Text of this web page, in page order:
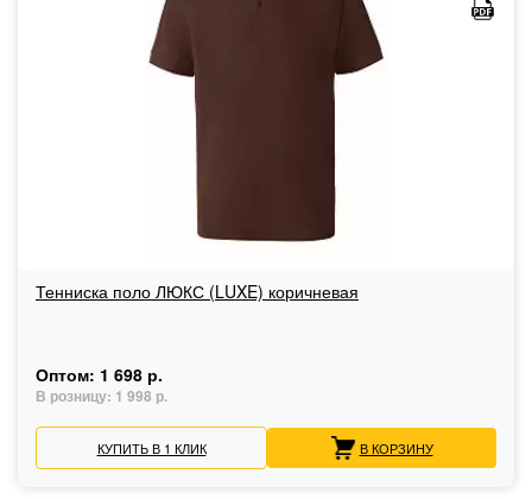
Тенниска поло ЛЮКС (LUXE) коричневая
Оптом: 1 698 р.
В розницу: 1 998 р.
КУПИТЬ В 1 КЛИК В КОРЗИНУ